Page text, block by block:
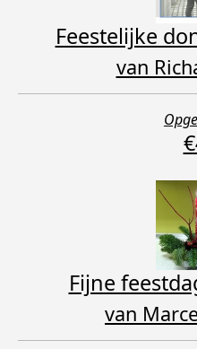
Feestelijke
van
Fijne
van